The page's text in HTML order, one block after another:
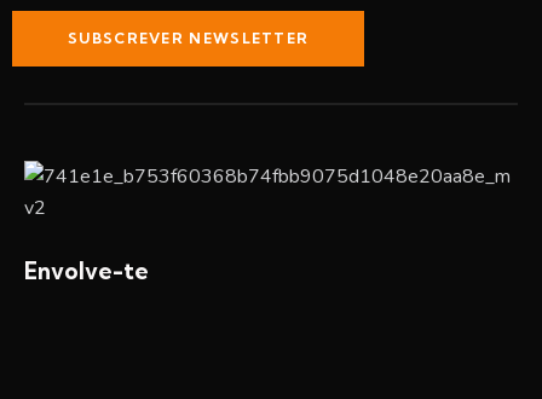
SUBSCREVER NEWSLETTER
Envolve-te